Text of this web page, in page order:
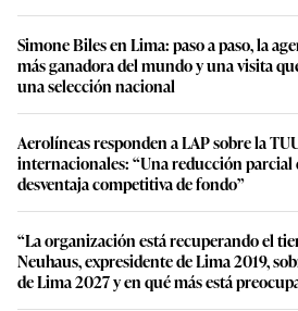
Simone Biles en Lima: paso a paso, la
más ganadora del mundo y una visita
una selección nacional
Aerolíneas responden a LAP sobre la
internacionales: “Una reducción parcial
desventaja competitiva de fondo”
“La organización está recuperando el
Neuhaus, expresidente de Lima 2019,
de Lima 2027 y en qué más está